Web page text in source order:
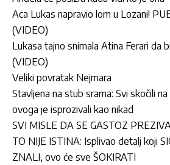
Aca Lukas napravio lom u Lozani!
(VIDEO)
Lukasa tajno snimala Atina Ferari da
(VIDEO)
Veliki povratak Nejmara
Stavljena na stub srama: Svi skočili
ovoga je isprozivali kao nikad
SVI MISLE DA SE GASTOZ
TO NIJE ISTINA: Isplivao detalj koji
ZNALI, ovo će sve ŠOKIRATI